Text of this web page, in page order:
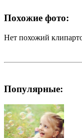
Похожие фото:
Нет похожий
Популярные: